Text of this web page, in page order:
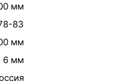
мм
83
мм
6 мм